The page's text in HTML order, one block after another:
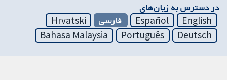
در دسترس به زیان‌های
English
Español فارسی
Hrvatski
Deutsch
Português
Bahasa Malaysia